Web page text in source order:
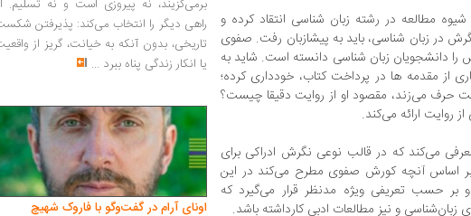
مطالعه در رشته زبان شناسی انتقاد کرده و
در زبان شناسی، باید به پیشازبان رفت. صفوی
را دانشجویان زبان شناسی دانسته است. شاید به
از مقدمه ها در پرداخت کتاب، خودداری کرده؛
حرف می‌زند، مقصود او از روایت دقیقا چیست؟
می‌کند که در قالب نوعی نگرش ادراکی برای
اساس آنچه کورش صفوی مطرح می‌کند در این
حسب تعریفی ویژه مدنظر قرار می‌گیرد که
زبان‌شناسی و نیز مطالعات ادبی کارداشته باشد.
برمی‌گزیند، نه پیروزی است و نه تسلیم.
راهی دیگر را انتخاب می‌کند: پذیرفتن
تاریخی، بدون آنکه به خیانت، گریز از
یا انکار زندگی پناه ببرد ...
اونای آرام در گفت‌وگو با فاروک شهیچ‭